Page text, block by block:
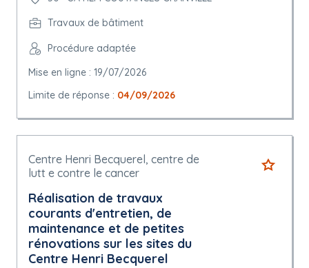
Travaux de bâtiment
Procédure adaptée
Mise en ligne : 19/07/2026
Limite de réponse : 04/09/2026
Centre Henri Becquerel, centre de
lutt e contre le cancer
Réalisation de travaux
courants d'entretien, de
maintenance et de petites
rénovations sur les sites du
Centre Henri Becquerel